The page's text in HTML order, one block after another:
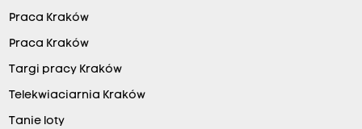
Praca Kraków
Praca Kraków
Targi pracy Kraków
Telekwiaciarnia Kraków
Tanie loty